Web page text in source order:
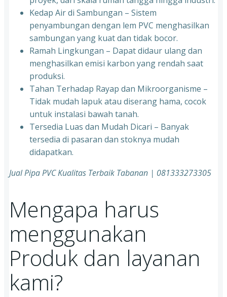
Kedap Air di Sambungan – Sistem
penyambungan dengan lem PVC menghasilkan
sambungan yang kuat dan tidak bocor.
Ramah Lingkungan – Dapat didaur ulang dan
menghasilkan emisi karbon yang rendah saat
produksi.
Tahan Terhadap Rayap dan Mikroorganisme –
Tidak mudah lapuk atau diserang hama, cocok
untuk instalasi bawah tanah.
Tersedia Luas dan Mudah Dicari – Banyak
tersedia di pasaran dan stoknya mudah
didapatkan.
Jual Pipa PVC Kualitas Terbaik Tabanan | 081333273305
Mengapa harus
menggunakan
Produk dan layanan
kami?